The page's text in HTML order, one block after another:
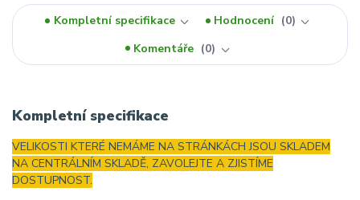
Kompletní specifikace Hodnocení
0
Komentáře
0
Kompletní specifikace
VELIKOSTI KTERÉ NEMÁME NA STRÁNKÁCH JSOU SKLADEM
NA CENTRÁLNÍM SKLADĚ, ZAVOLEJTE A ZJISTÍME
DOSTUPNOST.